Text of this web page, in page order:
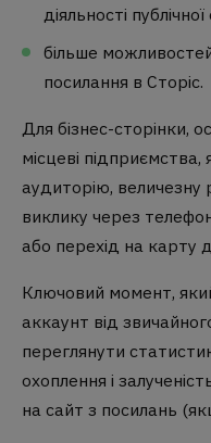
діяльності
більше
посилання в Сторіс.
Для бізнес-сторінки,
місцеві
аудиторію, величезну
виклику через
або перехід на карту
Ключовий момент,
аккаунт від
переглянути
охоплення і
на сайт з посилань